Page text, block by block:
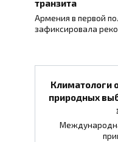
транзита
Армения в первой
зафиксировала
Климатологи
природных